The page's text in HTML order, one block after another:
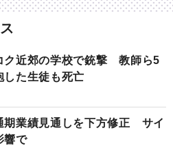
ク近郊の学校で銃撃 教師ら5
た生徒も死亡
業績見通しを下方修正 サイ
響で